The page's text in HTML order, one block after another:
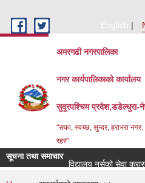
English
अमरगढी नगरपालिका
नगर कार्यपालिकाको कार्यालय
सुदूरपश्चिम प्रदेश,डडेल्धुरा-
"सफा, स्वच्छ, सुन्दर, हराभरा नगर:
रहर"
सूचना तथा समाचार
विद्यालय नर्सको सेवा